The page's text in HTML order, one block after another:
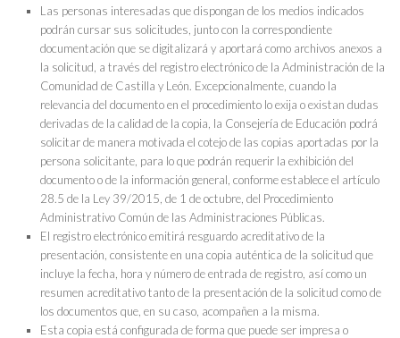
Las personas interesadas que dispongan de los medios indicados
podrán cursar sus solicitudes, junto con la correspondiente
documentación que se digitalizará y aportará como archivos anexos a
la solicitud, a través del registro electrónico de la Administración de la
Comunidad de Castilla y León. Excepcionalmente, cuando la
relevancia del documento en el procedimiento lo exija o existan dudas
derivadas de la calidad de la copia, la Consejería de Educación podrá
solicitar de manera motivada el cotejo de las copias aportadas por la
persona solicitante, para lo que podrán requerir la exhibición del
documento o de la información general, conforme establece el artículo
28.5 de la Ley 39/2015, de 1 de octubre, del Procedimiento
Administrativo Común de las Administraciones Públicas.
El registro electrónico emitirá resguardo acreditativo de la
presentación, consistente en una copia auténtica de la solicitud que
incluye la fecha, hora y número de entrada de registro, así como un
resumen acreditativo tanto de la presentación de la solicitud como de
los documentos que, en su caso, acompañen a la misma.
Esta copia está configurada de forma que puede ser impresa o